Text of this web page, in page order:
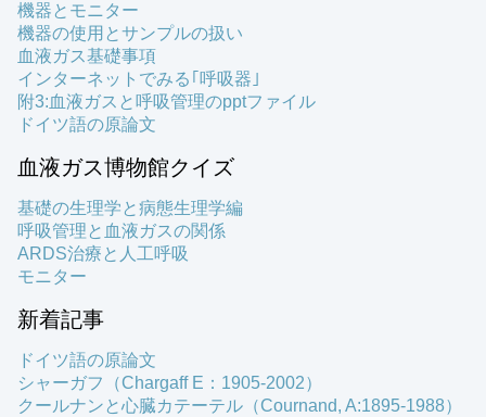
機器とモニター
機器の使用とサンプルの扱い
血液ガス基礎事項
インターネットでみる｢呼吸器｣
附3:血液ガスと呼吸管理のpptファイル
ドイツ語の原論文
血液ガス博物館クイズ
基礎の生理学と病態生理学編
呼吸管理と血液ガスの関係
ARDS治療と人工呼吸
モニター
新着記事
ドイツ語の原論文
シャーガフ（Chargaff E：1905-2002）
クールナンと心臓カテーテル（Cournand, A:1895-1988）